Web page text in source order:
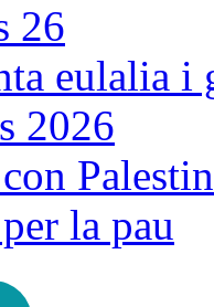
26
eulalia i
2026
la pau